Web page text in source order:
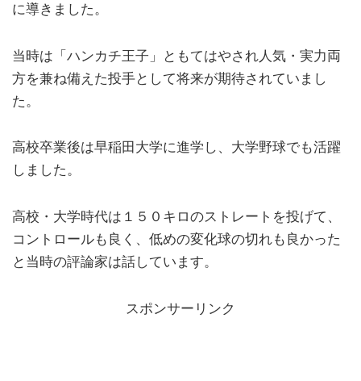
に導きました。
当時は「ハンカチ王子」ともてはやされ人気・実力両
方を兼ね備えた投手として将来が期待されていまし
た。
高校卒業後は早稲田大学に進学し、大学野球でも活躍
しました。
高校・大学時代は１５０キロのストレートを投げて、
コントロールも良く、低めの変化球の切れも良かった
と当時の評論家は話しています。
スポンサーリンク